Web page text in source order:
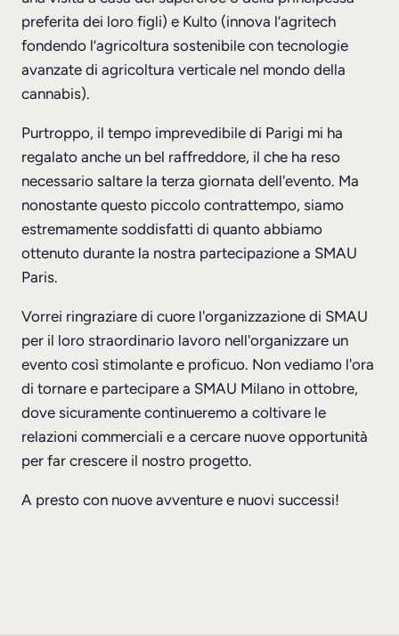
preferita dei loro figli) e Kulto (innova l’agritech
fondendo l’agricoltura sostenibile con tecnologie
avanzate di agricoltura verticale nel mondo della
cannabis).
Purtroppo, il tempo imprevedibile di Parigi mi ha
regalato anche un bel raffreddore, il che ha reso
necessario saltare la terza giornata dell'evento. Ma
nonostante questo piccolo contrattempo, siamo
estremamente soddisfatti di quanto abbiamo
ottenuto durante la nostra partecipazione a SMAU
Paris.
Vorrei ringraziare di cuore l'organizzazione di SMAU
per il loro straordinario lavoro nell'organizzare un
evento così stimolante e proficuo. Non vediamo l'ora
di tornare e partecipare a SMAU Milano in ottobre,
dove sicuramente continueremo a coltivare le
relazioni commerciali e a cercare nuove opportunità
per far crescere il nostro progetto.
A presto con nuove avventure e nuovi successi!